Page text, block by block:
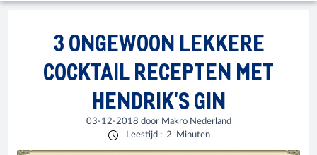
3 ONGEWOON LEKKERE
COCKTAIL RECEPTEN MET
HENDRIK'S GIN
03-12-2018 door Makro Nederland
Leestijd : 2 Minuten